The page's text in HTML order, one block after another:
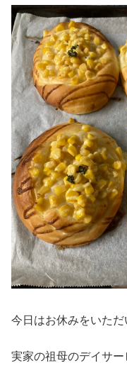
今日はお休みをいただ
実家の祖母のデイサー